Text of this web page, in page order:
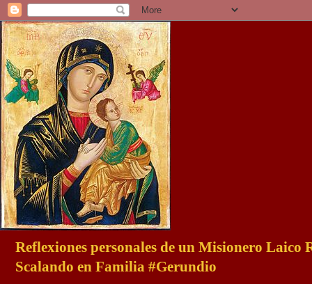
Reflexiones personales de un Misionero Laico
Scalando en Familia #Gerundio